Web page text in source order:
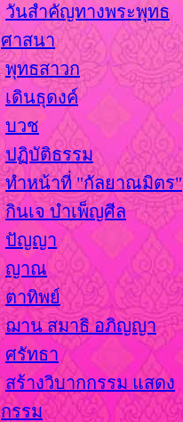
วันสำคัญทางพระพุทธ
ศาสนา
พุทธสาวก
เดินธุดงค์
บวช
ปฏิบัติธรรม
ทำหน้าที่ "กัลยาณมิตร"
กินเจ บำเพ็ญศีล
ปัญญา
ญาณ
ตาทิพย์
ฌาน สมาธิ อภิญญา
ศรัทธา
สร้างวิบากกรรม แสดง
กรรม